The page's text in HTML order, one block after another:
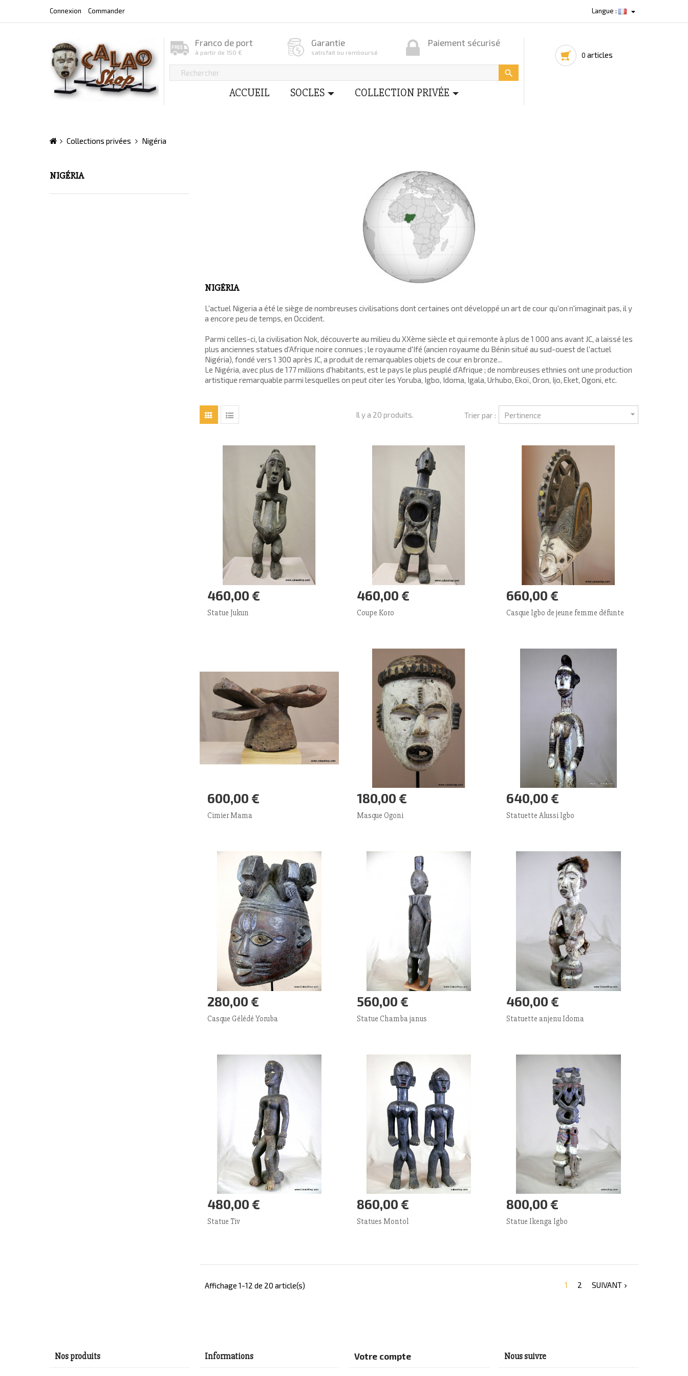
Langue : 
Connexion Commander
Franco de port
à partir de 150 €
Garantie
satisfait ou remboursé
Paiement sécurisé

ACCUEIL SOCLES COLLECTION PRIVÉE
0 articles
Collections privées Nigéria
NIGÉRIA
NIGÉRIA
L'actuel Nigeria a été le siège de nombreuses civilisations dont certaines ont développé un art de cour qu'on n'imaginait pas, il y
a encore peu de temps, en Occident.
Parmi celles-ci, la civilisation Nok, découverte au milieu du XXème siècle et qui remonte à plus de 1 000 ans avant JC, a laissé les
plus anciennes statues d'Afrique noire connues ; le royaume d'Ifé (ancien royaume du Bénin situé au sud-ouest de l'actuel
Nigéria), fondé vers 1 300 après JC, a produit de remarquables objets de cour en bronze...
Le Nigéria, avec plus de 177 millions d'habitants, est le pays le plus peuplé d'Afrique ; de nombreuses ethnies ont une production
artistique remarquable parmi lesquelles on peut citer les Yoruba, Igbo, Idoma, Igala, Urhubo, Ekoï, Oron, Ijo, Eket, Ogoni, etc.
Il y a 20 produits. Trier par : Pertinence 
460,00 €
Statue Jukun
Ajouter panier
460,00 €
Coupe Koro
660,00 €
Casque Igbo de jeune femme défunte
Ajouter panier
600,00 €
Cimier Mama
180,00 €
Masque Ogoni
640,00 €
Statuette Alussi Igbo
Ajouter panier
280,00 €
Casque Gélédé Yoruba
Ajouter panier
560,00 €
Statue Chamba janus
Ajouter panier
460,00 €
Statuette anjenu Idoma
480,00 €
Statue Tiv
860,00 €
Statues Montol
Ajouter panier
800,00 €
Statue Ikenga Igbo
Ajouter panier
Affichage 1-12 de 20 article(s) 1 2 SUIVANT 
Nos produits Informations Votre compte Nous suivre